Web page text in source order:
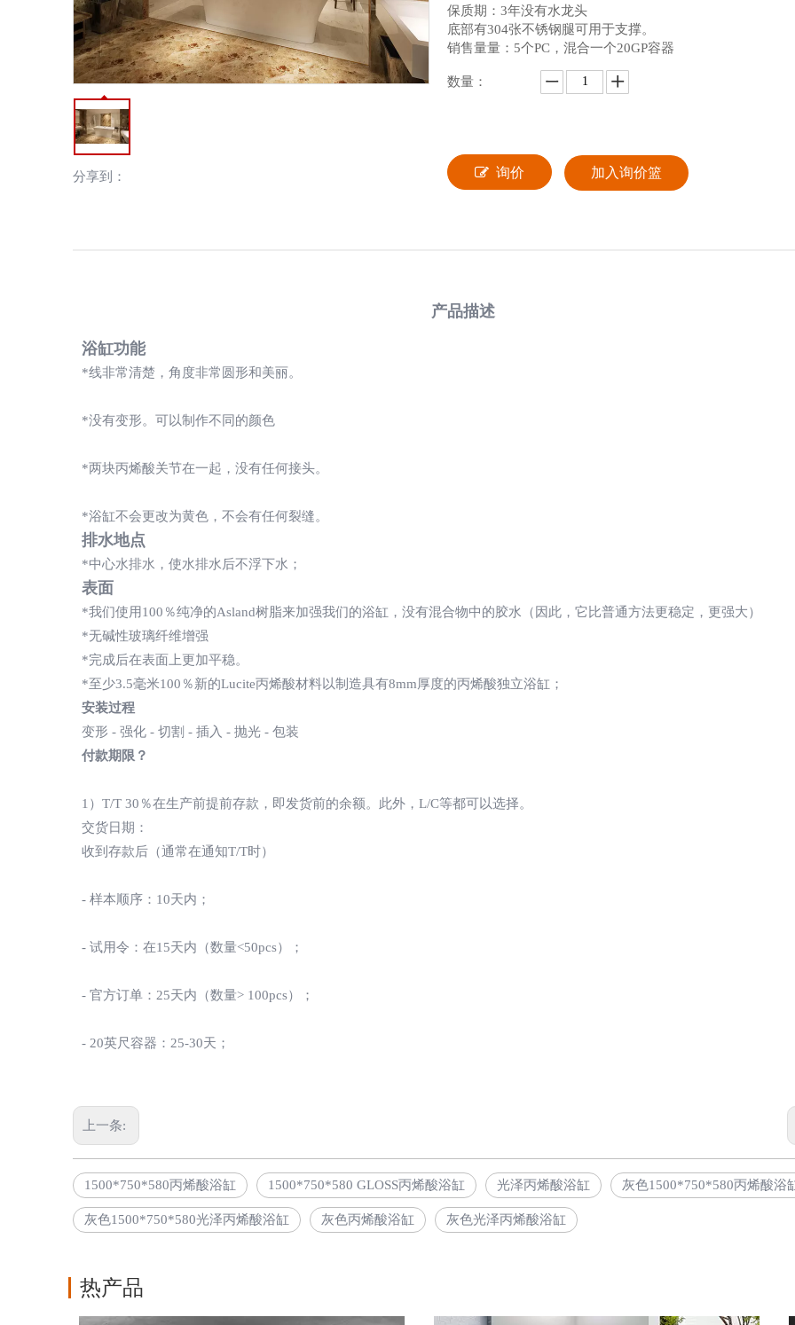
分享到：
保质期：3年没有水龙头
底部有304张不锈钢腿可用于支撑。
销售量量：5个PC，混合一个20GP容器
数量：
询价 加入询价篮
产品描述
浴缸功能
*线非常清楚，角度非常圆形和美丽。
*没有变形。可以制作不同的颜色
*两块丙烯酸关节在一起，没有任何接头。
*浴缸不会更改为黄色，不会有任何裂缝。
排水地点
*中心水排水，使水排水后不浮下水；
表面
*我们使用100％纯净的Asland树脂来加强我们的浴缸，没有混合物中的胶水（因此，它比普通方法更稳定，更强大）
*无碱性玻璃纤维增​​强
*完成后在表面上更加平稳。
*至少3.5毫米100％新的Lucite丙烯酸材料以制造具有8mm厚度的丙烯酸独立浴缸；
安装过程
变形 - 强化 - 切割 - 插入 - 抛光 - 包装
付款期限？
1）T/T 30％在生产前提前存款，即发货前的余额。此外，L/C等都可以选择。
交货日期：
收到存款后（通常在通知T/T时）
- 样本顺序：10天内；
- 试用令：在15天内（数量<50pcs）；
- 官方订单：25天内（数量> 100pcs）；
- 20英尺容器：25-30天；
上一条:
1500*750*580丙烯酸浴缸 1500*750*580 GLOSS丙烯酸浴缸 光泽丙烯酸浴缸 灰色1500*750*580丙烯酸浴
灰色1500*750*580光泽丙烯酸浴缸 灰色丙烯酸浴缸 灰色光泽丙烯酸浴缸
热产品